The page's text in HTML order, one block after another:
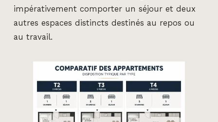
impérativement comporter un séjour et deux
autres espaces distincts destinés au repos ou
au travail.